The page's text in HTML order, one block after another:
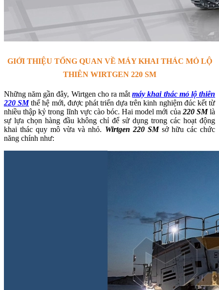
GIỚI THIỆU TỔNG QUAN VỀ MÁY KHAI THÁC MỎ LỘ
THIÊN WIRTGEN 220 SM
Những năm gần đây, Wirtgen cho ra mắtmáy khai thác mỏ lộ thiên
220 SM thế hệ mới, được phát triển dựa trên kinh nghiệm đúc kết từ
nhiều thập kỷ trong lĩnh vực cào bóc. Hai model mới của 220 SMlà
sự lựa chọn hàng đầu không chỉ để sử dụng trong các hoạt động
khai thác quy mô vừa và nhỏ. Wirtgen 220 SMsở hữu các chức
năng chính như: